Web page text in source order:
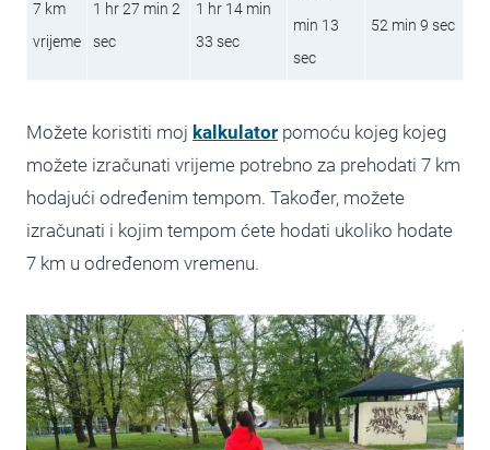
7 km
vrijeme
1 hr 27 min 2
sec
1 hr 14 min
33 sec
min 13
sec
52 min 9 sec
Možete koristiti moj kalkulator pomoću kojeg kojeg
možete izračunati vrijeme potrebno za prehodati 7 km
hodajući određenim tempom. Također, možete
izračunati i kojim tempom ćete hodati ukoliko hodate
7 km u određenom vremenu.